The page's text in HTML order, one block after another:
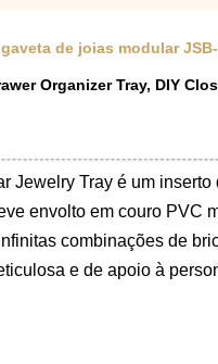
de joias modular
Organizer Tray, DIY
Jewelry Tray é um
envolto em couro PVC
combinações de
e de apoio à